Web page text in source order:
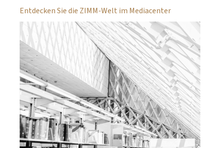
Entdecken Sie die ZIMM-Welt im Mediacenter